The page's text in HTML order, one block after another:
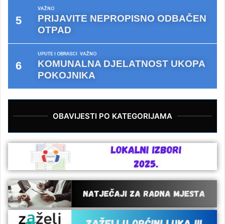
VAŽNO
PRIJAVITE NEPROPISNO ODBAČEN
OTPAD
UPUTE I OBRASCI VAŽNO
KOMUNALNA DJELATNOST UKOPA
POKOJNIKA
OBAVIJESTI PO KATEGORIJAMA